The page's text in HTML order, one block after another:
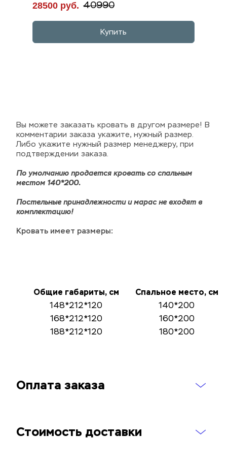
28500 руб. 40990
Купить
Вы можете заказать кровать в другом размере! В
комментарии заказа укажите, нужный размер.
Либо укажите нужный размер менеджеру, при
подтверждении заказа.
По умолчанию продается кровать со спальным
местом 140*200.
Постельные принадлежности и марас не входят в
комплектацию!
Кровать имеет размеры:
Общие габариты, см Спальное место, см
148*212*120
140*200
168*212*120
160*200
188*212*120
180*200
Оплата заказа
Стоимость доставки